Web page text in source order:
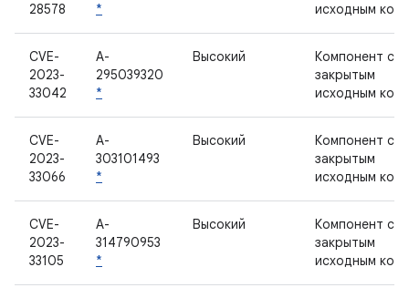
28578
*
исходным
CVE-
2023-
33042
A-
295039320
*
Высокий
Компонент с
закрытым
исходным
CVE-
2023-
33066
A-
303101493
*
Высокий
Компонент с
закрытым
исходным
CVE-
2023-
33105
A-
314790953
*
Высокий
Компонент с
закрытым
исходным